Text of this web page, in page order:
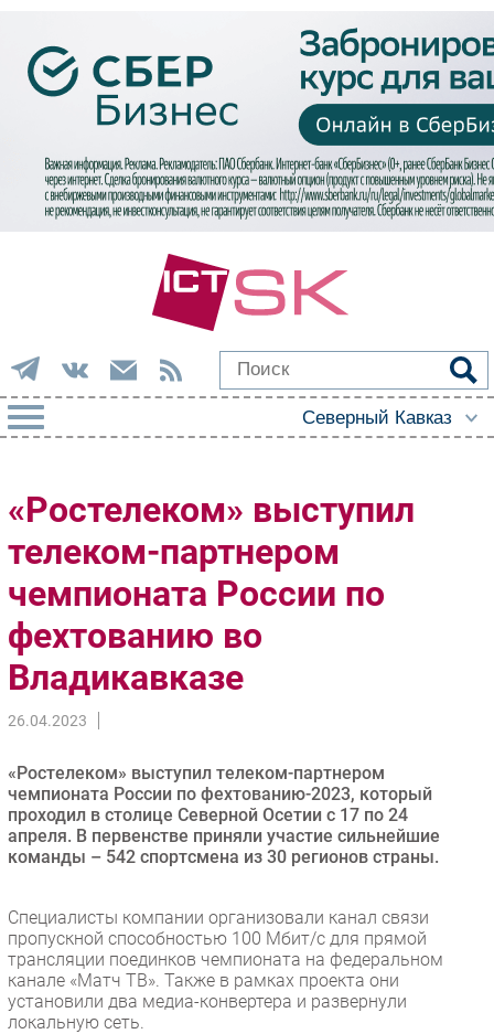
Импорто­замещение
Автоматизация Промышленности
Интернет
Фиксированная связь
Интеграция
Рынок ПК
Торговые сети
Оборудование
ПО
Outsourcing
Регулирование
Финансы
Web
Безопасность
«Ростелеком» выступил
телеком-партнером
чемпионата России по
фехтованию во
Владикавказе
26.04.2023
«Ростелеком» выступил телеком-партнером
чемпионата России по фехтованию-2023, который
проходил в столице Северной Осетии с 17 по 24
апреля. В первенстве приняли участие сильнейшие
команды – 542 спортсмена из 30 регионов страны.
Специалисты компании организовали канал связи
пропускной способностью 100 Мбит/с для прямой
трансляции поединков чемпионата на федеральном
канале «Матч ТВ». Также в рамках проекта они
установили два медиа-конвертера и развернули
локальную сеть.